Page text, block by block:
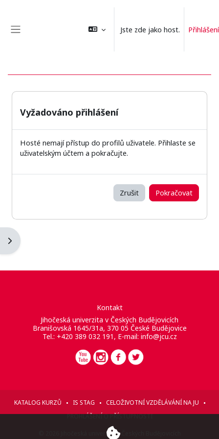
Jste zde jako host. Přihlášení
Otevřít panel bloku
Vyžadováno přihlášení
Hosté nemají přístup do profilů uživatele. Přihlaste se
uživatelským účtem a pokračujte.
Zrušit Pokračovat
Kontakt
Jihočeská univerzita v Českých Budějovicích
Branišovská 1645/31a, 370 05 České Budějovice
Tel.: +420 389 032 191, E-mail: info@jcu.cz
KATALOG KURZŮ IS STAG
CELOŽIVOTNÍ VZDĚLÁVÁNÍ NA JU
PROHLÁŠENÍ O PŘÍSTUPNOSTI
© 2026 Jihočeská univerzita v Českých Budějovicích